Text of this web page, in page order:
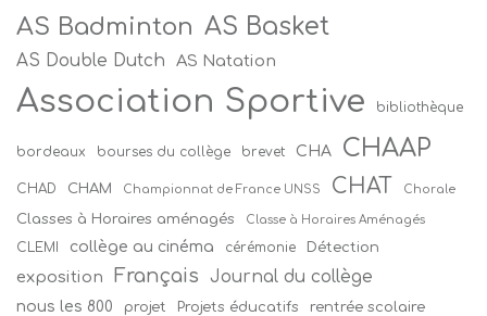
AS Badminton AS Basket
AS Double Dutch AS Natation
Association Sportive bibliothèque
bordeaux bourses du collège brevet CHA CHAAP
CHAD CHAM Championnat de France UNSS CHAT Chorale
Classes à Horaires aménagés Classe à Horaires Aménagés
CLEMI collège au cinéma cérémonie Détection
exposition Français Journal du collège
nous les 800 projet Projets éducatifs rentrée scolaire